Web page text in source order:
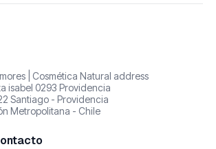
| Cosmética Natural address
isabel 0293 Providencia
Santiago - Providencia
Metropolitana - Chile